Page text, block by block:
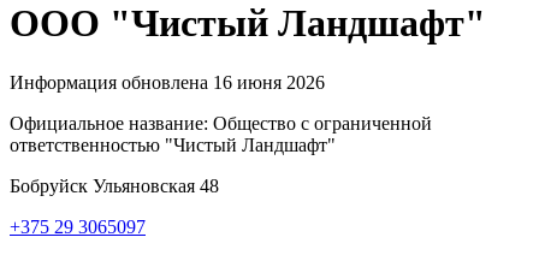
ООО "Чистый Ландшафт"
Информация обновлена 16 июня 2026
Официальное название: Общество с ограниченной
ответственностью "Чистый Ландшафт"
Бобруйск Ульяновская 48
+375 29 3065097